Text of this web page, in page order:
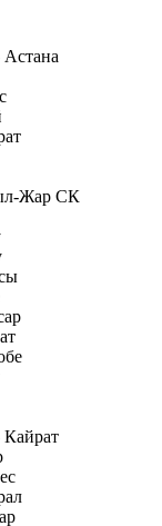
Жар СК